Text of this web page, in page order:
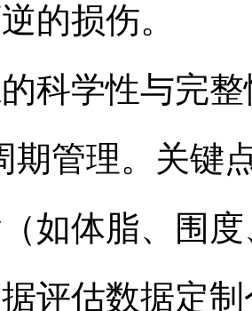
的损伤。
科学性与完
期管理。关键
如体脂、围
评估数据定